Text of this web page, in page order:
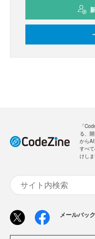
「
る、
から
すべ
けしま
メールバッ